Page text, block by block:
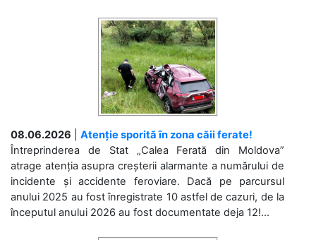
08.06.2026
Atenție sporită în zona căii ferate!
Întreprinderea de Stat „Calea Ferată din Moldova”
atrage atenția asupra creșterii alarmante a numărului de
incidente și accidente feroviare. Dacă pe parcursul
anului 2025 au fost înregistrate 10 astfel de cazuri, de la
începutul anului 2026 au fost documentate deja 12!...